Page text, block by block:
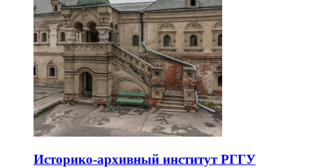
Историко-архивный институт РГГУ